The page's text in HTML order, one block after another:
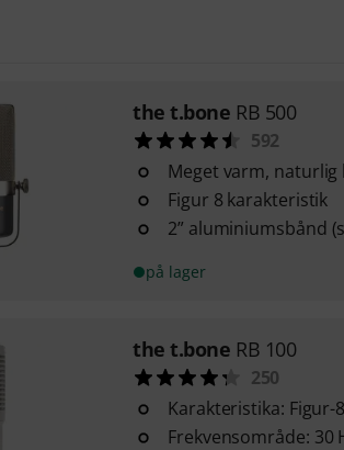
the t.bone RB 500
592
Meget varm, naturlig
Figur 8 karakteristik
2” aluminiumsbånd
på lager
the t.bone RB 100
250
Karakteristika: Figur-8
Frekvensområde: 30